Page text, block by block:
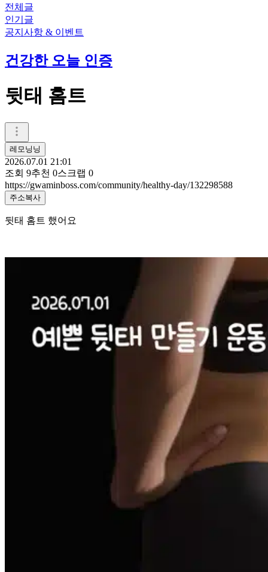
전체글
인기글
공지사항 & 이벤트
건강한 오늘 인증
뒷태 홈트
레모닝닝
2026.07.01 21:01
조회 9추천 0스크랩 0
https://gwaminboss.com/community/healthy-day/132298588
주소복사
뒷태 홈트 했어요